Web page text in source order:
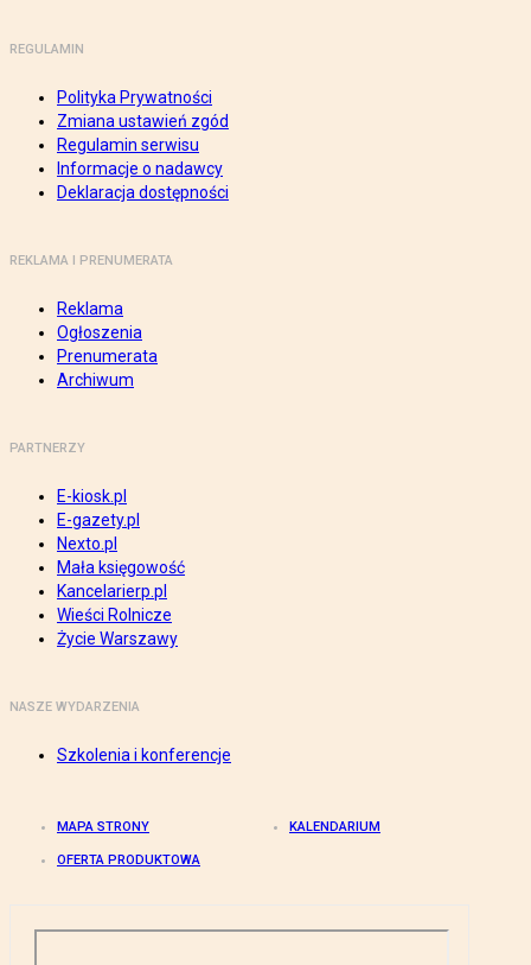
REGULAMIN
Polityka Prywatności
Zmiana ustawień zgód
Regulamin serwisu
Informacje o nadawcy
Deklaracja dostępności
REKLAMA I PRENUMERATA
Reklama
Ogłoszenia
Prenumerata
Archiwum
PARTNERZY
E-kiosk.pl
E-gazety.pl
Nexto.pl
Mała księgowość
Kancelarierp.pl
Wieści Rolnicze
Życie Warszawy
NASZE WYDARZENIA
Szkolenia i konferencje
MAPA STRONY KALENDARIUM
OFERTA PRODUKTOWA